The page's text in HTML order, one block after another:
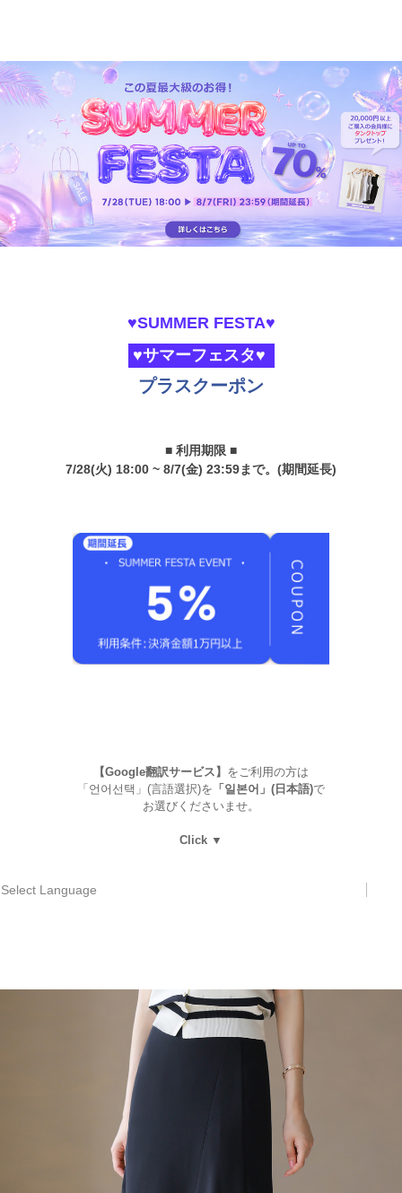
♥SUMMER FESTA♥
♥サマーフェスタ♥
プラスクーポン
■ 利用期限 ■
7/28(火) 18:00 ~ 8/7(金) 23:59まで。(期間延長)
【Google翻訳サービス】 をご利用の方は
「언어선택」(言語選択)を 「일본어」(日本語)で
お選びくださいませ。
Click ▼
Select Language